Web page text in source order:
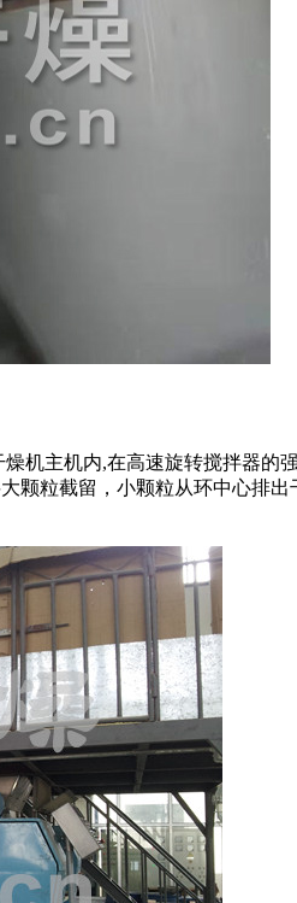
机主机内,在高速旋转搅拌器
颗粒截留，小颗粒从环中心排